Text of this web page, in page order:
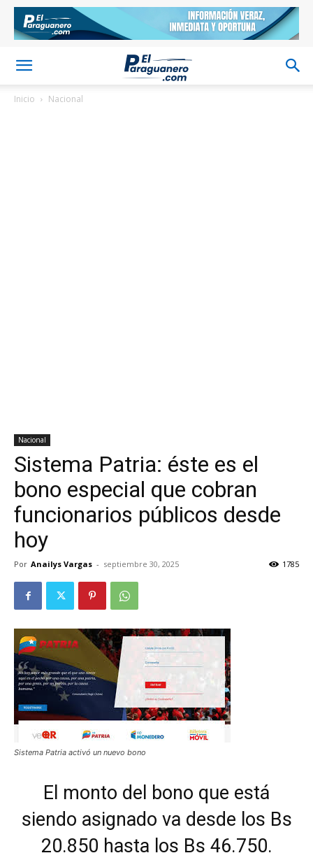
Inicio Nacional
Nacional
Sistema Patria: éste es el
bono especial que cobran
funcionarios públicos desde
hoy
Por Anailys Vargas - septiembre 30, 2025 1785
Sistema Patria activó un nuevo bono
El monto del bono que está
siendo asignado va desde los Bs
20.850 hasta los Bs 46.750.